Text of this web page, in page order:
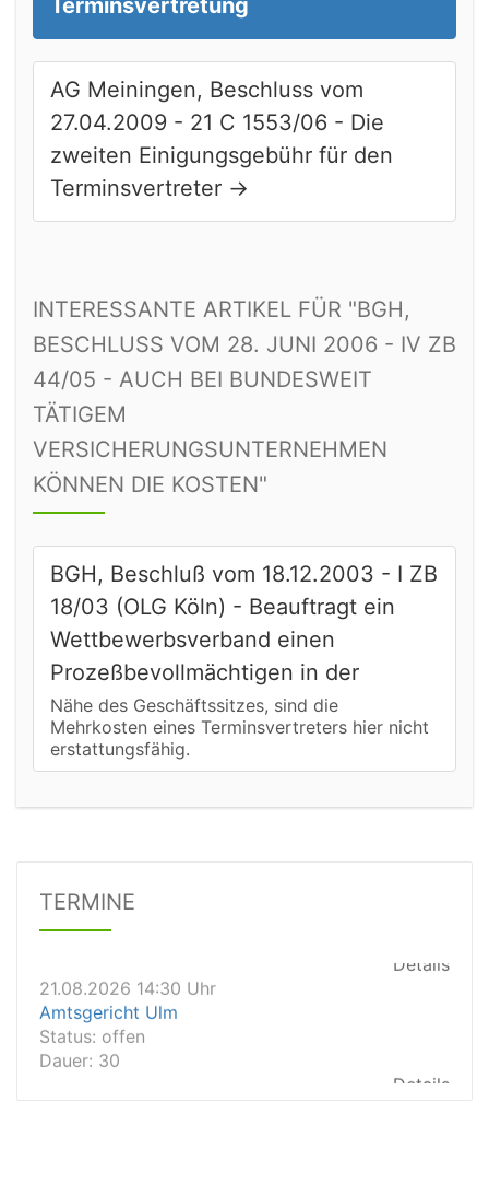
Terminsvertretung
AG Meiningen, Beschluss vom
27.04.2009 - 21 C 1553/06 - Die
zweiten Einigungsgebühr für den
Terminsvertreter →
INTERESSANTE ARTIKEL FÜR "BGH,
BESCHLUSS VOM 28. JUNI 2006 - IV ZB
44/05 - AUCH BEI BUNDESWEIT
TÄTIGEM
VERSICHERUNGSUNTERNEHMEN
KÖNNEN DIE KOSTEN"
BGH, Beschluß vom 18.12.2003 - I ZB
18/03 (OLG Köln) - Beauftragt ein
Wettbewerbsverband einen
Prozeßbevollmächtigen in der
Nähe des Geschäftssitzes, sind die
Mehrkosten eines Terminsvertreters hier nicht
erstattungsfähig.
TERMINE
21.08.2026 13:00 Uhr
Amtsgericht Unna
Dauer: 15
Status: offen
Dauer: 30
Amtsgericht Ulm
Status:offen
Dauer: 30